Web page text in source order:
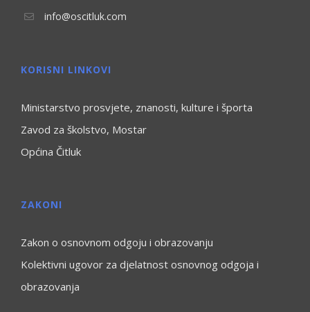
info@oscitluk.com
KORISNI LINKOVI
Ministarstvo prosvjete, znanosti, kulture i športa
Zavod za školstvo, Mostar
Općina Čitluk
ZAKONI
Zakon o osnovnom odgoju i obrazovanju
Kolektivni ugovor za djelatnost osnovnog odgoja i
obrazovanja